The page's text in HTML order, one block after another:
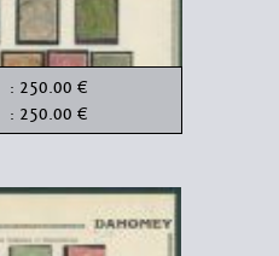
: 250.00 €
: 250.00 €